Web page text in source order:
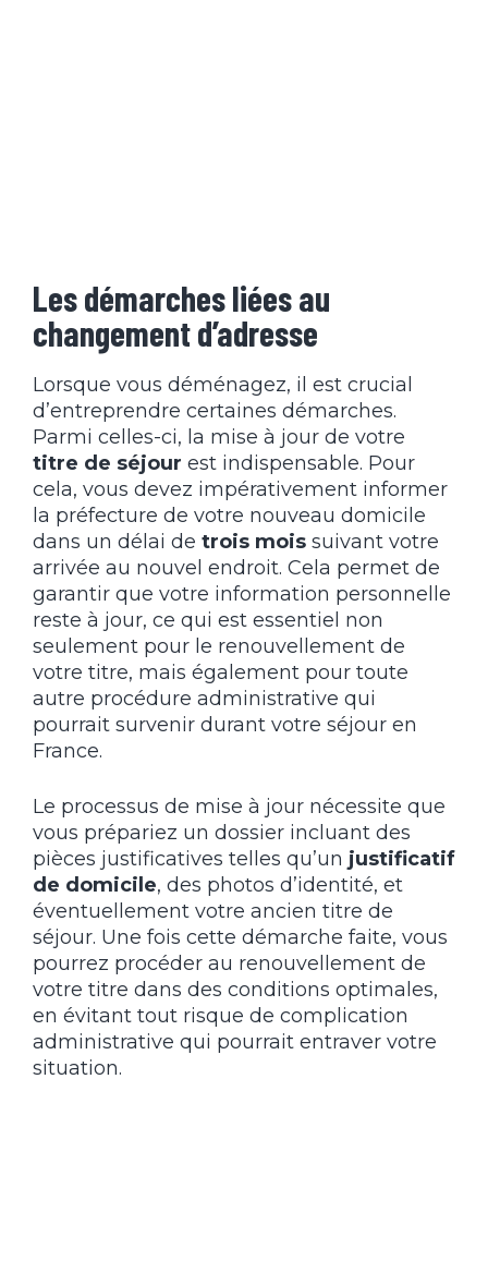
Les démarches liées au
changement d’adresse
Lorsque vous déménagez, il est crucial
d’entreprendre certaines démarches.
Parmi celles-ci, la mise à jour de votre
titre de séjour est indispensable. Pour
cela, vous devez impérativement informer
la préfecture de votre nouveau domicile
dans un délai de trois mois suivant votre
arrivée au nouvel endroit. Cela permet de
garantir que votre information personnelle
reste à jour, ce qui est essentiel non
seulement pour le renouvellement de
votre titre, mais également pour toute
autre procédure administrative qui
pourrait survenir durant votre séjour en
France.
Le processus de mise à jour nécessite que
vous prépariez un dossier incluant des
pièces justificatives telles qu’un justificatif
de domicile, des photos d’identité, et
éventuellement votre ancien titre de
séjour. Une fois cette démarche faite, vous
pourrez procéder au renouvellement de
votre titre dans des conditions optimales,
en évitant tout risque de complication
administrative qui pourrait entraver votre
situation.